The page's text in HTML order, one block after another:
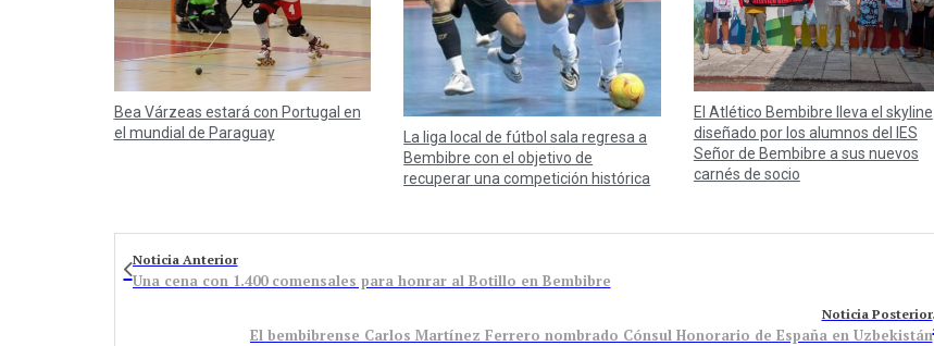
Bea Várzeas estará con Portugal en
el mundial de Paraguay
La liga local de fútbol sala regresa a
Bembibre con el objetivo de
recuperar una competición histórica
El Atlético Bembibre lleva el skyline
diseñado por los alumnos del IES
Señor de Bembibre a sus nuevos
carnés de socio
Noticia Anterior
Una cena con 1.400 comensales para honrar al Botillo en Bembibre
Noticia Posterior
El bembibrense Carlos Martínez Ferrero nombrado Cónsul Honorario de España en Uzbekistán